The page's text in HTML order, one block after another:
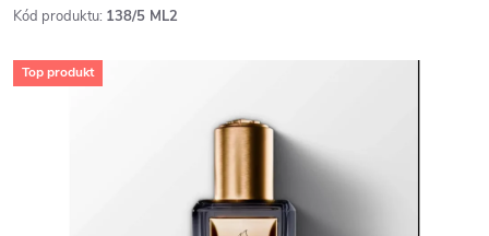
Kód produktu: 138/5 ML2
Top produkt